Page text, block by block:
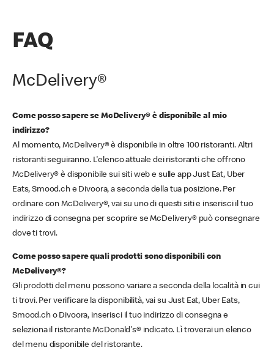
FAQ
McDelivery®
Come posso sapere se McDelivery® è disponibile al mio
indirizzo?
Al momento, McDelivery® è disponibile in oltre 100 ristoranti. Altri
ristoranti seguiranno. L'elenco attuale dei ristoranti che offrono
McDelivery® è disponibile sui siti web e sulle app Just Eat, Uber
Eats, Smood.ch e Divoora, a seconda della tua posizione. Per
ordinare con McDelivery®, vai su uno di questi siti e inserisci il tuo
indirizzo di consegna per scoprire se McDelivery® può consegnare
dove ti trovi.
Come posso sapere quali prodotti sono disponibili con
McDelivery®?
Gli prodotti del menu possono variare a seconda della località in cui
ti trovi. Per verificare la disponibilità, vai su Just Eat, Uber Eats,
Smood.ch o Divoora, inserisci il tuo indirizzo di consegna e
seleziona il ristorante McDonald's® indicato. Lì troverai un elenco
del menu disponibile del ristorante.